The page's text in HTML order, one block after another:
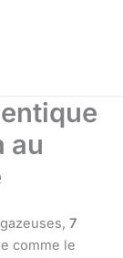
au
7
comme le